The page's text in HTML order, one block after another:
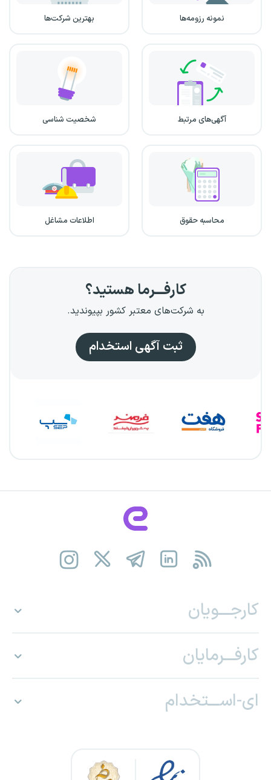
نمونه رزومه‌ها بهترین شرکت‌ها
آگهی‌های مرتبط شخصیت شناسی
محاسبه حقوق اطلاعات مشاغل
کارفـــرما هستید؟
به شرکت‌های معتبر کشور بپیوندید.
ثبت آگهی استخدام
کارجـــویان
کارفـــرمایان
ای-اســـتخدام